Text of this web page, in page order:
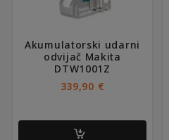
Akumulatorski udarni
odvijač Makita
DTW1001Z
339,90 €